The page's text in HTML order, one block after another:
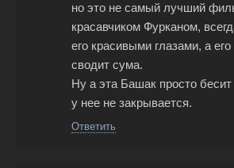
но это не самый лучший
красавчиком Фурканом,
его красивыми глазами, а
сводит сума.
Ну а эта Башак просто
у нее не закрывается.
Ответить